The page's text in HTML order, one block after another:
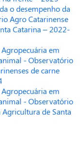
o desempenho da
Agro Catarinense
Catarina – 2022-
em
- Observatório
de carne
em
- Observatório
Agricultura de Santa